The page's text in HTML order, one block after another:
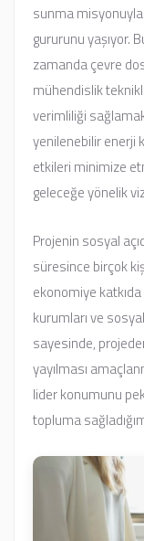
sunma
gururunu yaşıyor.
zamanda çevre
mühendislik
verimliliği
yenilenebilir enerji
etkileri minimize
geleceğe yönelik
Projenin sosyal
süresince birçok
ekonomiye
kurumları ve
sayesinde,
yayılması
lider konumunu
topluma